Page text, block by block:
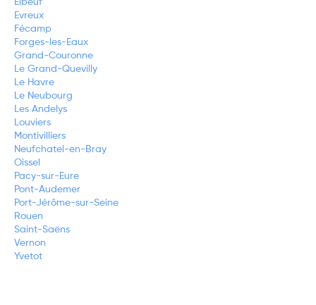
Elbeuf
Evreux
Fécamp
Forges-les-Eaux
Grand-Couronne
Le Grand-Quevilly
Le Havre
Le Neubourg
Les Andelys
Louviers
Montivilliers
Neufchatel-en-Bray
Oissel
Pacy-sur-Eure
Pont-Audemer
Port-Jérôme-sur-Seine
Rouen
Saint-Saëns
Vernon
Yvetot